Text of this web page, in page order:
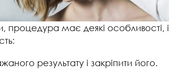
процедура має деякі особливості, і
результату і закріпити його.